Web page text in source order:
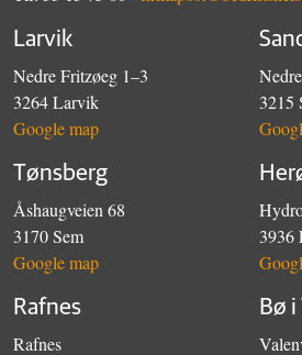
Larvik
Nedre Fritzøeg 1–3
3264 Larvik
Google map
3215
Tønsberg
Åshaugveien 68
3170 Sem
Google map
3936
Rafnes
Rafnes
Bø